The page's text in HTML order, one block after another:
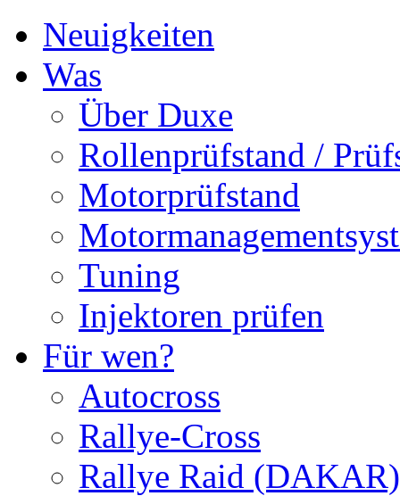
Neuigkeiten
Was
Über Duxe
Rollenprüfstand /
Motorprüfstand
Tuning
Injektoren prüfen
Für wen?
Autocross
Rallye-Cross
Rallye Raid (DAKAR)